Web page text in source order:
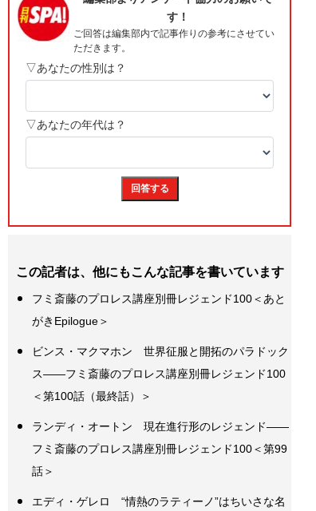
この記者は、他にもこんな記事を書いています
フミ斎藤のプロレス講座別冊レジェンド100＜あと
がきEpilogue＞
ビンス・マクマホン 世界征服と開拓のパラドック
ス――フミ斎藤のプロレス講座別冊レジェンド100
＜第100話（最終話）＞
ランディ・オートン 現在進行形のレジェンド――
フミ斎藤のプロレス講座別冊レジェンド100＜第99
話＞
エディ・ゲレロ “情熱のラティーノ”はちいさな名